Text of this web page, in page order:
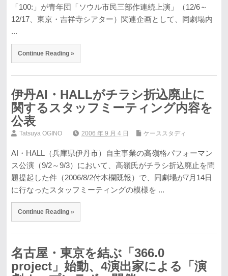
「100:」が青年団「ソウル市民三部作連続上演」（12/6～
12/17、東京・吉祥寺シアター）関連企画として、同劇場内
...
Continue Reading »
伊丹AI・HALLがチラシ折込廃止に
関するスタッフミーティング内容を
公表
Tatsuya OGINO 2006 年 9 月 4 日 ケーススタディ
AI・HALL（兵庫県伊丹市）自主事業の高嶺格パフォーマン
ス公演（9/2～9/3）において、高嶺氏がチラシ折込廃止を問
題提起した件（2006/8/2付本欄既報）で、同劇場が7月14日
に行なったスタッフミーティングの模様を ...
Continue Reading »
名古屋・東京を結ぶ「366.0
project」始動、4演出家による「演